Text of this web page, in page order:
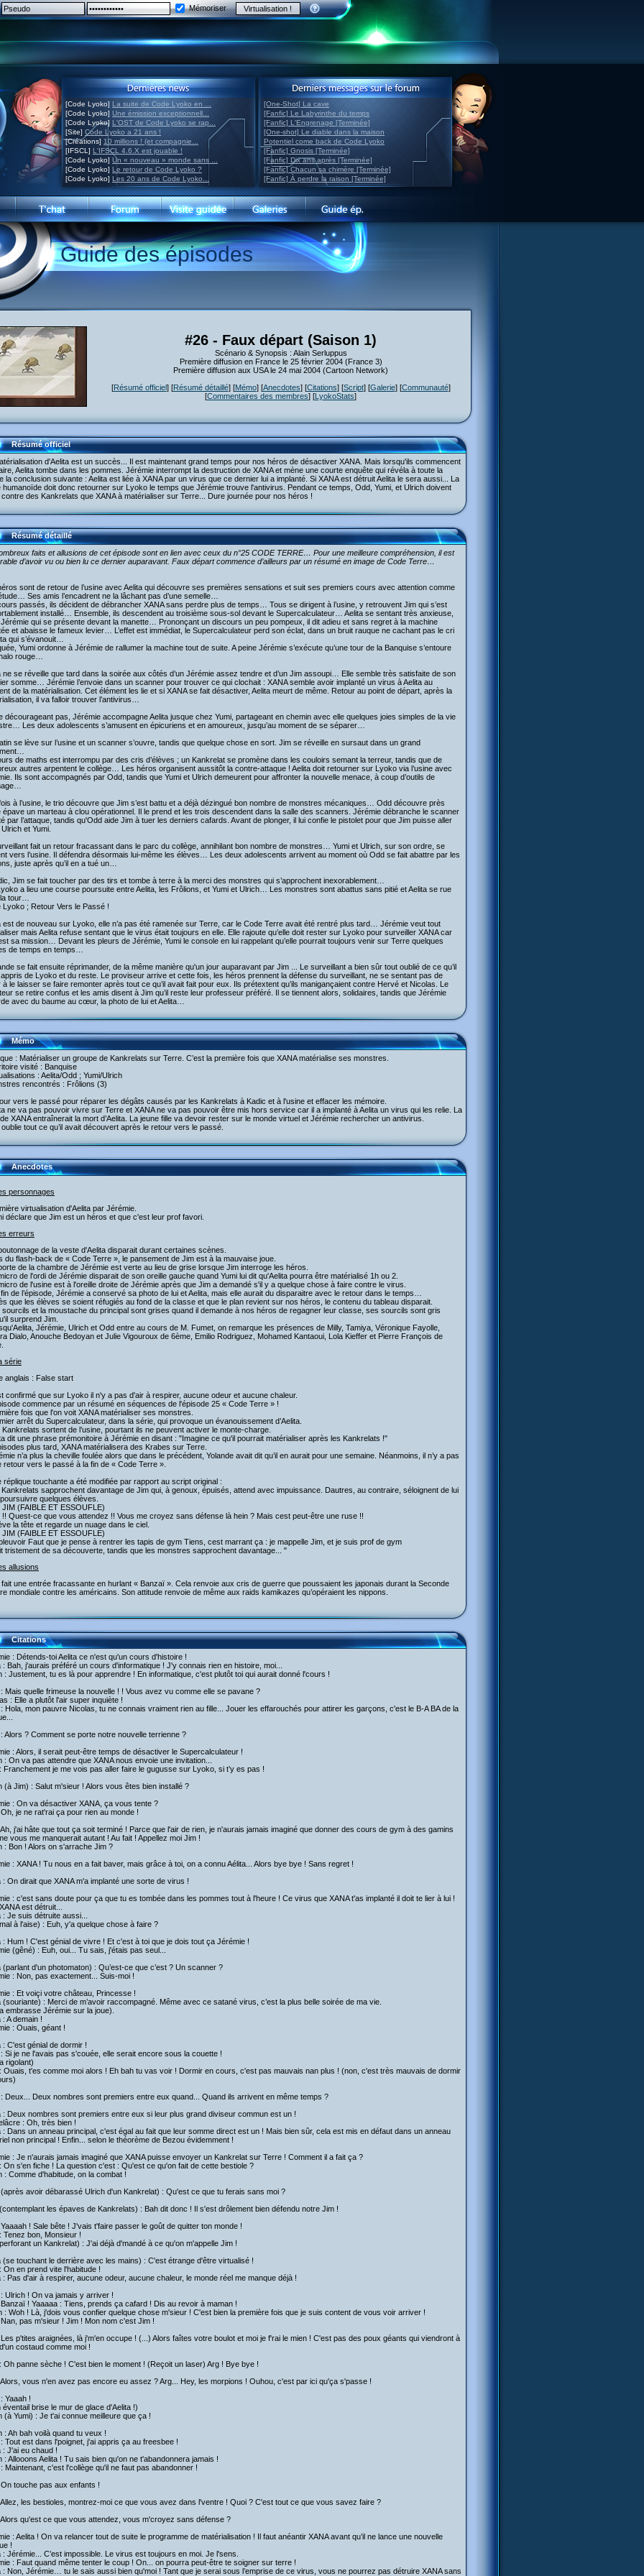
Mémoriser
[Code Lyoko] La suite de Code Lyoko en ...
[Code Lyoko] Une émission exceptionnell...
[Code Lyoko] L'OST de Code Lyoko se rap...
[Site] Code Lyoko a 21 ans !
[Créations] 10 millions ! (et compagnie...
[IFSCL] L'IFSCL 4.6.X est jouable !
[Code Lyoko] Un « nouveau » monde sans ...
[Code Lyoko] Le retour de Code Lyoko ?
[Code Lyoko] Les 20 ans de Code Lyoko...
[One-Shot] La cave
[Fanfic] Le Labyrinthe du temps
[Fanfic] L'Engrenage [Terminée]
[One-shot] Le diable dans la maison
Potentiel come back de Code Lyoko
[Fanfic] Gnosis [Terminée]
[Fanfic] Dix ans après [Terminée]
[Fanfic] Chacun sa chimère [Terminée]
[Fanfic] À perdre la raison [Terminée]
Guide des épisodes
#26 - Faux départ (Saison 1)
Scénario & Synopsis : Alain Serluppus
Première diffusion en France le 25 février 2004 (France 3)
Première diffusion aux USA le 24 mai 2004 (Cartoon Network)
[Résumé officiel] [Résumé détaillé] [Mémo] [Anecdotes] [Citations] [Script] [Galerie] [Communauté]
[Commentaires des membres] [LyokoStats]
Résumé officiel
d'Aelita est un succès... Il est maintenant grand temps pour nos héros de désactiver XANA. Mais lorsqu'ils commencent
Aelita tombe dans les pommes. Jérémie interrompt la destruction de XANA et mène une courte enquête qui révéla à toute la
la conclusion suivante : Aelita est liée à XANA par un virus que ce dernier lui a implanté. Si XANA est détruit Aelita le sera aussi... La
humanoïde doit donc retourner sur Lyoko le temps que Jérémie trouve l'antivirus. Pendant ce temps, Odd, Yumi, et Ulrich doivent
contre des Kankrelats que XANA à matérialiser sur Terre... Dure journée pour nos héros !
Résumé détaillé
faits et allusions de cet épisode sont en lien avec ceux du n°25 CODE TERRE… Pour une meilleure compréhension, il est
d’avoir vu ou bien lu ce dernier auparavant. Faux départ commence d’ailleurs par un résumé en image de Code Terre…
sont de retour de l’usine avec Aelita qui découvre ses premières sensations et suit ses premiers cours avec attention comme
Ses amis l’encadrent ne la lâchant pas d’une semelle…
passés, ils décident de débrancher XANA sans perdre plus de temps… Tous se dirigent à l’usine, y retrouvent Jim qui s’est
installé… Ensemble, ils descendent au troisième sous-sol devant le Supercalculateur… Aelita se sentant très anxieuse,
Jérémie qui se présente devant la manette… Prononçant un discours un peu pompeux, il dit adieu et sans regret à la machine
et abaisse le fameux levier… L’effet est immédiat, le Supercalculateur perd son éclat, dans un bruit rauque ne cachant pas le cri
qui s’évanouit…
Yumi ordonne à Jérémie de rallumer la machine tout de suite. A peine Jérémie s’exécute qu’une tour de la Banquise s’entoure
rouge…
ne se réveille que tard dans la soirée aux côtés d’un Jérémie assez tendre et d’un Jim assoupi… Elle semble très satisfaite de son
somme… Jérémie l’envoie dans un scanner pour trouver ce qui clochait : XANA semble avoir implanté un virus à Aelita au
de la matérialisation. Cet élément les lie et si XANA se fait désactiver, Aelita meurt de même. Retour au point de départ, après la
il va falloir trouver l’antivirus…
décourageant pas, Jérémie accompagne Aelita jusque chez Yumi, partageant en chemin avec elle quelques joies simples de la vie
Les deux adolescents s’amusent en épicuriens et en amoureux, jusqu’au moment de se séparer…
se lève sur l’usine et un scanner s’ouvre, tandis que quelque chose en sort. Jim se réveille en sursaut dans un grand
de maths est interrompu par des cris d’élèves ; un Kankrelat se promène dans les couloirs semant la terreur, tandis que de
autres arpentent le collège… Les héros organisent aussitôt la contre-attaque ! Aelita doit retourner sur Lyoko via l’usine avec
Ils sont accompagnés par Odd, tandis que Yumi et Ulrich demeurent pour affronter la nouvelle menace, à coup d’outils de
à l’usine, le trio découvre que Jim s’est battu et a déjà dézingué bon nombre de monstres mécaniques… Odd découvre près
épave un marteau à clou opérationnel. Il le prend et les trois descendent dans la salle des scanners. Jérémie débranche le scanner
par l’attaque, tandis qu'Odd aide Jim à tuer les derniers cafards. Avant de plonger, il lui confie le pistolet pour que Jim puisse aller
et Yumi.
fait un retour fracassant dans le parc du collège, annihilant bon nombre de monstres… Yumi et Ulrich, sur son ordre, se
vers l’usine. Il défendra désormais lui-même les élèves… Les deux adolescents arrivent au moment où Odd se fait abattre par les
juste après qu’il en a tué un…
Jim se fait toucher par des tirs et tombe à terre à la merci des monstres qui s’approchent inexorablement…
a lieu une course poursuite entre Aelita, les Frôlions, et Yumi et Ulrich… Les monstres sont abattus sans pitié et Aelita se rue
tour…
Lyoko ; Retour Vers le Passé !
est de nouveau sur Lyoko, elle n’a pas été ramenée sur Terre, car le Code Terre avait été rentré plus tard… Jérémie veut tout
mais Aelita refuse sentant que le virus était toujours en elle. Elle rajoute qu’elle doit rester sur Lyoko pour surveiller XANA car
sa mission… Devant les pleurs de Jérémie, Yumi le console en lui rappelant qu’elle pourrait toujours venir sur Terre quelques
de temps en temps…
se fait ensuite réprimander, de la même manière qu'un jour auparavant par Jim ... Le surveillant a bien sûr tout oublié de ce qu’il
de Lyoko et du reste. Le proviseur arrive et cette fois, les héros prennent la défense du surveillant, ne se sentant pas de
le laisser se faire remonter après tout ce qu’il avait fait pour eux. Ils prétextent qu’ils manigançaient contre Hervé et Nicolas. Le
se retire confus et les amis disent à Jim qu’il reste leur professeur préféré. Il se tiennent alors, solidaires, tandis que Jérémie
avec du baume au cœur, la photo de lui et Aelita…
Mémo
: Matérialiser un groupe de Kankrelats sur Terre. C’est la première fois que XANA matérialise ses monstres.
visité : Banquise
: Aelita/Odd ; Yumi/Ulrich
rencontrés : Frôlions (3)
vers le passé pour réparer les dégâts causés par les Kankrelats à Kadic et à l'usine et effacer les mémoire.
ne va pas pouvoir vivre sur Terre et XANA ne va pas pouvoir être mis hors service car il a implanté à Aelita un virus qui les relie. La
XANA entraînerait la mort d’Aelita. La jeune fille va devoir rester sur le monde virtuel et Jérémie rechercher un antivirus.
tout ce qu’il avait découvert après le retour vers le passé.
Anecdotes
personnages
virtualisation d'Aelita par Jérémie.
déclare que Jim est un héros et que c'est leur prof favori.
erreurs
de la veste d'Aelita disparait durant certaines scènes.
du flash-back de « Code Terre », le pansement de Jim est à la mauvaise joue.
de la chambre de Jérémie est verte au lieu de grise lorsque Jim interroge les héros.
de l'ordi de Jérémie disparait de son oreille gauche quand Yumi lui dit qu'Aelita pourra être matérialisé 1h ou 2.
de l'usine est à l'oreille droite de Jérémie après que Jim a demandé s'il y a quelque chose à faire contre le virus.
fin de l’épisode, Jérémie a conservé sa photo de lui et Aelita, mais elle aurait du disparaitre avec le retour dans le temps…
que les élèves se soient réfugiés au fond de la classe et que le plan revient sur nos héros, le contenu du tableau disparait.
sourcils et la moustache du principal sont grises quand il demande à nos héros de regagner leur classe, ses sourcils sont gris
surprend Jim.
Jérémie, Ulrich et Odd entre au cours de M. Fumet, on remarque les présences de Milly, Tamiya, Véronique Fayolle,
Dialo, Anouche Bedoyan et Julie Vigouroux de 6ème, Emilio Rodriguez, Mohamed Kantaoui, Lola Kieffer et Pierre François de
série
anglais : False start
confirmé que sur Lyoko il n'y a pas d'air à respirer, aucune odeur et aucune chaleur.
commence par un résumé en séquences de l'épisode 25 « Code Terre » !
fois que l'on voit XANA matérialiser ses monstres.
arrêt du Supercalculateur, dans la série, qui provoque un évanouissement d’Aelita.
sortent de l’usine, pourtant ils ne peuvent activer le monte-charge.
dit une phrase prémonitoire à Jérémie en disant : "Imagine ce qu'il pourrait matérialiser après les Kankrelats !"
plus tard, XANA matérialisera des Krabes sur Terre.
n’a plus la cheville foulée alors que dans le précédent, Yolande avait dit qu’il en aurait pour une semaine. Néanmoins, il n’y a pas
retour vers le passé à la fin de « Code Terre ».
réplique touchante a été modifiée par rapport au script original :
sapprochent davantage de Jim qui, à genoux, épuisés, attend avec impuissance. Dautres, au contraire, séloignent de lui
quelques élèves.
JIM (FAIBLE ET ESSOUFLE)
!! Quest-ce que vous attendez !! Vous me croyez sans défense là hein ? Mais cest peut-être une ruse !!
la tête et regarde un nuage dans le ciel.
JIM (FAIBLE ET ESSOUFLE)
Faut que je pense à rentrer les tapis de gym Tiens, cest marrant ça : je mappelle Jim, et je suis prof de gym
tristement de sa découverte, tandis que les monstres sapprochent davantage... "
allusions
une entrée fracassante en hurlant « Banzaï ». Cela renvoie aux cris de guerre que poussaient les japonais durant la Seconde
mondiale contre les américains. Son attitude renvoie de même aux raids kamikazes qu’opéraient les nippons.
Citations
: Détends-toi Aelita ce n'est qu'un cours d'histoire !
: Bah, j'aurais préféré un cours d'informatique ! J'y connais rien en histoire, moi...
: Justement, tu es là pour apprendre ! En informatique, c'est plutôt toi qui aurait donné l'cours !
Mais quelle frimeuse la nouvelle ! ! Vous avez vu comme elle se pavane ?
: Elle a plutôt l'air super inquiète !
Hola, mon pauvre Nicolas, tu ne connais vraiment rien au fille... Jouer les effarouchés pour attirer les garçons, c'est le B-A BA de la
: Alors ? Comment se porte notre nouvelle terrienne ?
: Alors, il serait peut-être temps de désactiver le Supercalculateur !
: On va pas attendre que XANA nous envoie une invitation...
Franchement je me vois pas aller faire le gugusse sur Lyoko, si t’y es pas !
(à Jim) : Salut m'sieur ! Alors vous êtes bien installé ?
: On va désactiver XANA, ça vous tente ?
je ne rat'rai ça pour rien au monde !
j'ai hâte que tout ça soit terminé ! Parce que l'air de rien, je n'aurais jamais imaginé que donner des cours de gym à des gamins
vous me manquerait autant ! Au fait ! Appellez moi Jim !
: Bon ! Alors on s'arrache Jim ?
: XANA ! Tu nous en a fait baver, mais grâce à toi, on a connu Aélita... Alors bye bye ! Sans regret !
: On dirait que XANA m'a implanté une sorte de virus !
: c'est sans doute pour ça que tu es tombée dans les pommes tout à l'heure ! Ce virus que XANA t'as implanté il doit te lier à lui !
est détruit...
: Je suis détruite aussi...
à l'aise) : Euh, y'a quelque chose à faire ?
: Hum ! C'est génial de vivre ! Et c'est à toi que je dois tout ça Jérémie !
(gêné) : Euh, oui... Tu sais, j'étais pas seul...
(parlant d'un photomaton) : Qu’est-ce que c’est ? Un scanner ?
: Non, pas exactement... Suis-moi !
: Et voiçi votre château, Princesse !
(souriante) : Merci de m’avoir raccompagné. Même avec ce satané virus, c’est la plus belle soirée de ma vie.
embrasse Jérémie sur la joue).
: A demain !
: Ouais, géant !
: C'est génial de dormir !
: Si je ne l'avais pas s'couée, elle serait encore sous la couette !
rigolant)
Ouais, t'es comme moi alors ! Eh bah tu vas voir ! Dormir en cours, c'est pas mauvais nan plus ! (non, c'est très mauvais de dormir
Deux... Deux nombres sont premiers entre eux quand... Quand ils arrivent en même temps ?
: Deux nombres sont premiers entre eux si leur plus grand diviseur commun est un !
: Oh, très bien !
: Dans un anneau principal, c'est égal au fait que leur somme direct est un ! Mais bien sûr, cela est mis en défaut dans un anneau
non principal ! Enfin... selon le théorème de Bezou évidemment !
: Je n'aurais jamais imaginé que XANA puisse envoyer un Kankrelat sur Terre ! Comment il a fait ça ?
On s'en fiche ! La question c'est : Qu'est ce qu'on fait de cette bestiole ?
: Comme d'habitude, on la combat !
(après avoir débarassé Ulrich d'un Kankrelat) : Qu'est ce que tu ferais sans moi ?
les épaves de Kankrelats) : Bah dit donc ! Il s'est drôlement bien défendu notre Jim !
! Sale bête ! J'vais t'faire passer le goût de quitter ton monde !
Tenez bon, Monsieur !
un Kankrelat) : J'ai déjà d'mandé à ce qu'on m'appelle Jim !
(se touchant le derrière avec les mains) : C'est étrange d'être virtualisé !
On en prend vite l'habitude !
: Pas d'air à respirer, aucune odeur, aucune chaleur, le monde réel me manque déjà !
: Ulrich ! On va jamais y arriver !
! Yaaaaa : Tiens, prends ça cafard ! Dis au revoir à maman !
: Woh ! Là, j'dois vous confier quelque chose m'sieur ! C'est bien la première fois que je suis content de vous voir arriver !
pas m'sieur ! Jim ! Mon nom c'est Jim !
p'tites araignées, là j'm'en occupe ! (...) Alors faîtes votre boulot et moi je f'rai le mien ! C'est pas des poux géants qui viendront à
costaud comme moi !
Oh panne sèche ! C'est bien le moment ! (Reçoit un laser) Arg ! Bye bye !
vous n'en avez pas encore eu assez ? Arg... Hey, les morpions ! Ouhou, c'est par ici qu'ça s'passe !
Yaaah !
éventail brise le mur de glace d'Aelita !)
(à Yumi) : Je t'ai connue meilleure que ça !
: Ah bah voilà quand tu veux !
: Tout est dans l'poignet, j'ai appris ça au freesbee !
: J'ai eu chaud !
: Allooons Aelita ! Tu sais bien qu'on ne t'abandonnera jamais !
: Maintenant, c'est l'collège qu'il ne faut pas abandonner !
touche pas aux enfants !
les bestioles, montrez-moi ce que vous avez dans l'ventre ! Quoi ? C'est tout ce que vous savez faire ?
qu'est ce que vous attendez, vous m'croyez sans défense ?
: Aelita ! On va relancer tout de suite le programme de matérialisation ! Il faut anéantir XANA avant qu’il ne lance une nouvelle
!
: Jérémie... C’est impossible. Le virus est toujours en moi. Je l'sens.
: Faut quand même tenter le coup ! On... on pourra peut-être te soigner sur terre !
: Non, Jérémie… tu le sais aussi bien qu'moi ! Tant que je serai sous l’emprise de ce virus, vous ne pourrez pas détruire XANA sans